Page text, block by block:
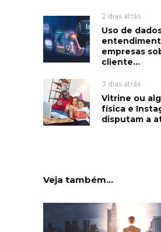
2 dias atrás
Uso de
empresas
cliente...
3 dias atrás
Vitrine ou
física e
disputam a
Veja também...